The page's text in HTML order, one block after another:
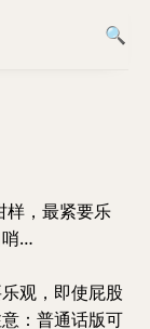
样，最紧要乐
哨…
观，即使屁股
：普通话版可